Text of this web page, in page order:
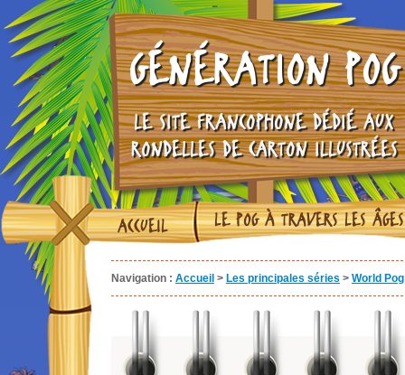
GÉNÉRATION POG
LE SITE FRANCOPHONE DÉDIÉ AUX
RONDELLES DE CARTON ILLUSTRÉES
ACCUEIL LE POG À TRAVERS LES ÂGES
Navigation : Accueil > Les principales séries > World